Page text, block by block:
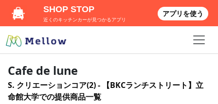
Cafe de lune
S. クリエーションコア(2) - 【BKCランチストリート】立
命館大学での提供商品一覧
SHOP STOP
近くのキッチンカーが見つかるアプリ
アプリを使う